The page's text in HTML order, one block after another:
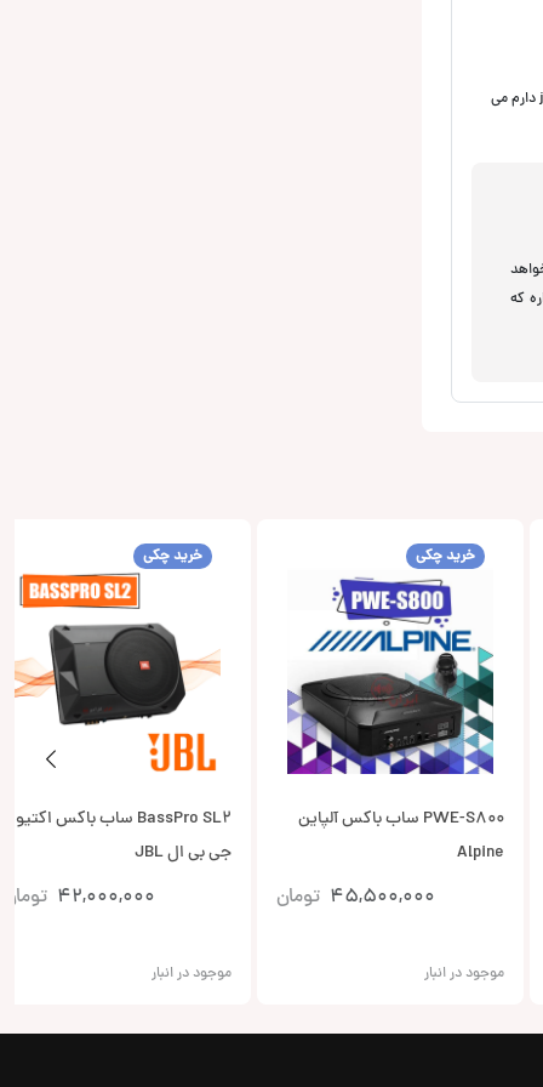
درود می خواستم بدونم این ساب از نظر کیفیت و نرمی بیس و دقت بیس و قدرت بیس به برندهای همچون آلپاین یا هرتز میرسه یا نه چون من خودم یک ساب jbl 1200 دارم می
داره که
خرید چکی
PWE-S800 ساب باکس آلپاین
Alpine
45,500,000 تومان
موجود در انبار
خرید چکی
BassPro SL2 ساب باکس اکتیو
جی بی ال JBL
42,000,000 تومان
موجود در انبار